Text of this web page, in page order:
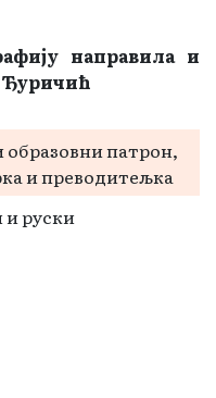
направила и
Ђуричић
образовни патрон,
и преводитељка
руски